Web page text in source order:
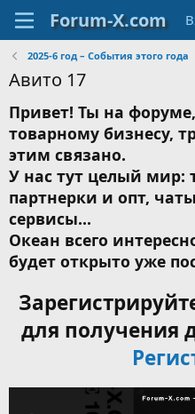
2025-6 год – События этого года
Авито 17
Привет! Ты на
товарному бизнесу,
этим связано.
У нас тут целый мир:
партнерки и опт,
сервисы...
Океан всего
будет открыто уже
для получения